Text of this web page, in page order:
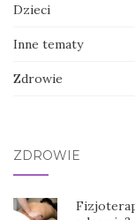
Dzieci
Inne tematy
Zdrowie
ZDROWIE